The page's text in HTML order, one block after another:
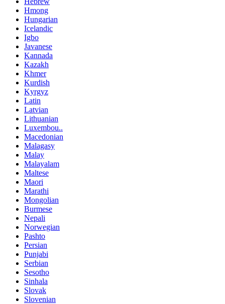
Hmong
Hungarian
Icelandic
Igbo
Javanese
Kannada
Kazakh
Khmer
Kurdish
Kyrgyz
Latin
Latvian
Lithuanian
Luxembou..
Macedonian
Malagasy
Malay
Malayalam
Maltese
Maori
Marathi
Mongolian
Burmese
Nepali
Norwegian
Pashto
Persian
Punjabi
Serbian
Sesotho
Sinhala
Slovak
Slovenian